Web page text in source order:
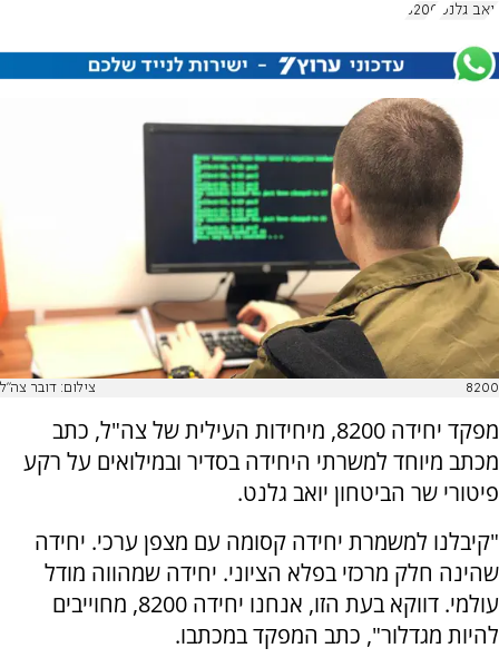
יואב גלנט 8200
8200 צילום: דובר צה"ל
מפקד יחידה 8200, מיחידות העילית של צה"ל, כתב
מכתב מיוחד למשרתי היחידה בסדיר ובמילואים על רקע
פיטורי שר הביטחון יואב גלנט.
"קיבלנו למשמרת יחידה קסומה עם מצפן ערכי. יחידה
שהינה חלק מרכזי בפלא הציוני. יחידה שמהווה מודל
עולמי. דווקא בעת הזו, אנחנו יחידה 8200, מחוייבים
להיות מגדלור", כתב המפקד במכתבו.